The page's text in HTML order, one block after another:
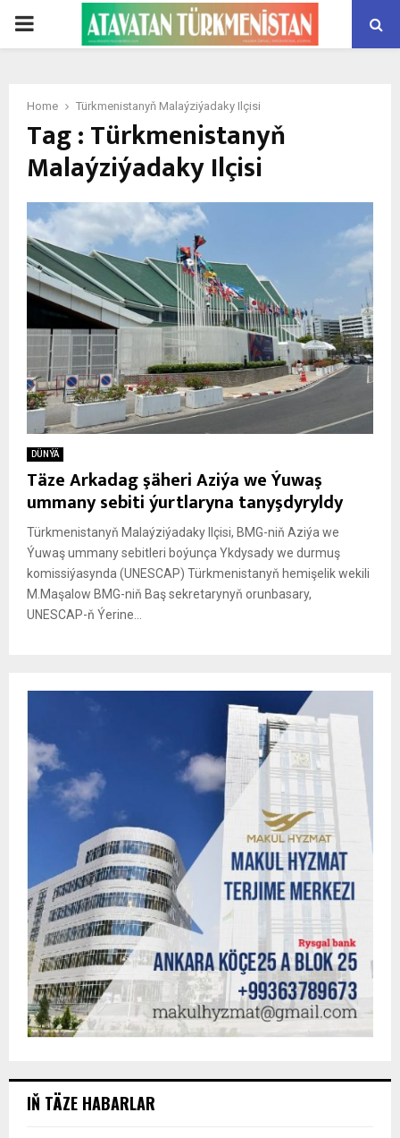
PRIMARY
Home Türkmenistanyň Malaýziýadaky Ilçisi
Tag : Türkmenistanyň
Malaýziýadaky Ilçisi
DÜNÝÄ
Täze Arkadag şäheri Aziýa we Ýuwaş
ummany sebiti ýurtlaryna tanyşdyryldy
Türkmenistanyň Malaýziýadaky Ilçisi, BMG-niň Aziýa we
Ýuwaş ummany sebitleri boýunça Ykdysady we durmuş
komissiýasynda (UNESCAP) Türkmenistanyň hemişelik wekili
M.Maşalow BMG-niň Baş sekretarynyň orunbasary,
UNESCAP-ň Ýerine...
IŇ TÄZE HABARLAR